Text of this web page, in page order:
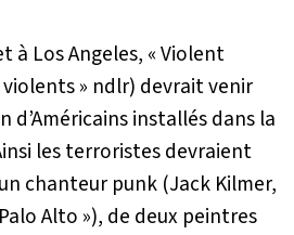
à Los Angeles, « Violent
violents » ndlr) devrait venir
d’Américains installés dans la
les terroristes devraient
chanteur punk (Jack Kilmer,
Alto »), de deux peintres